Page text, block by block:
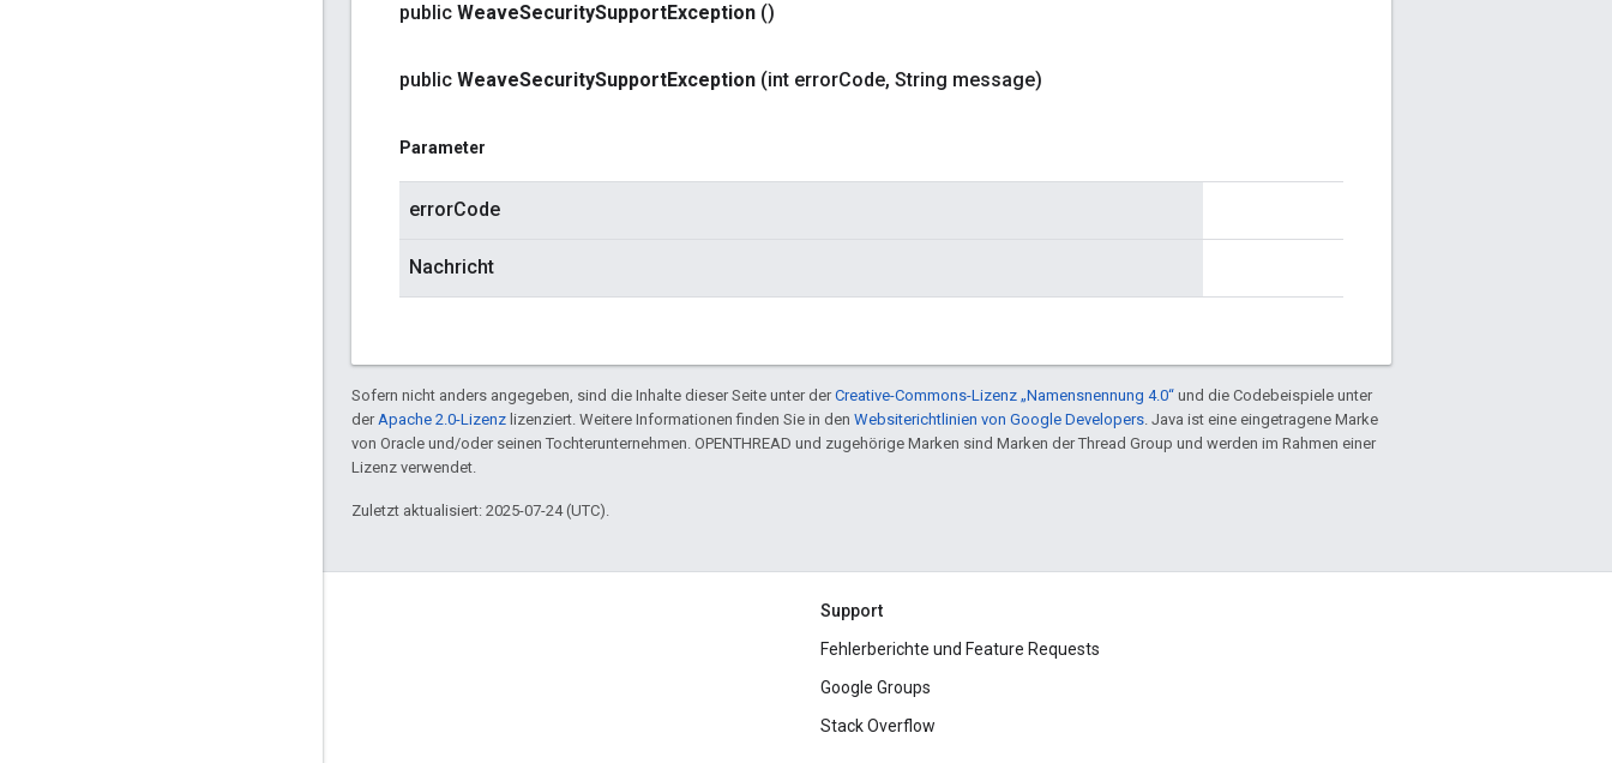
public WeaveSecuritySupportException ()
public WeaveSecuritySupportException (int errorCode, String message)
Parameter
errorCode
Nachricht
Sofern nicht anders angegeben, sind die Inhalte dieser Seite unter derCreative-Commons-Lizenz „Namensnennung 4.0“ und die Codebeispiele unter
derApache 2.0-Lizenz lizenziert. Weitere Informationen finden Sie in den Websiterichtlinien von Google Developers. Java ist eine eingetragene Marke
von Oracle und/oder seinen Tochterunternehmen. OPENTHREAD und zugehörige Marken sind Marken der Thread Group und werden im Rahmen einer
Lizenz verwendet.
Zuletzt aktualisiert: 2025-07-24 (UTC).
Support
Fehlerberichte und Feature Requests
Google Groups
Stack Overflow